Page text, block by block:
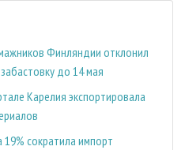
Финляндии отклонил
до 14 мая
Карелия экспортировала
сократила импорт